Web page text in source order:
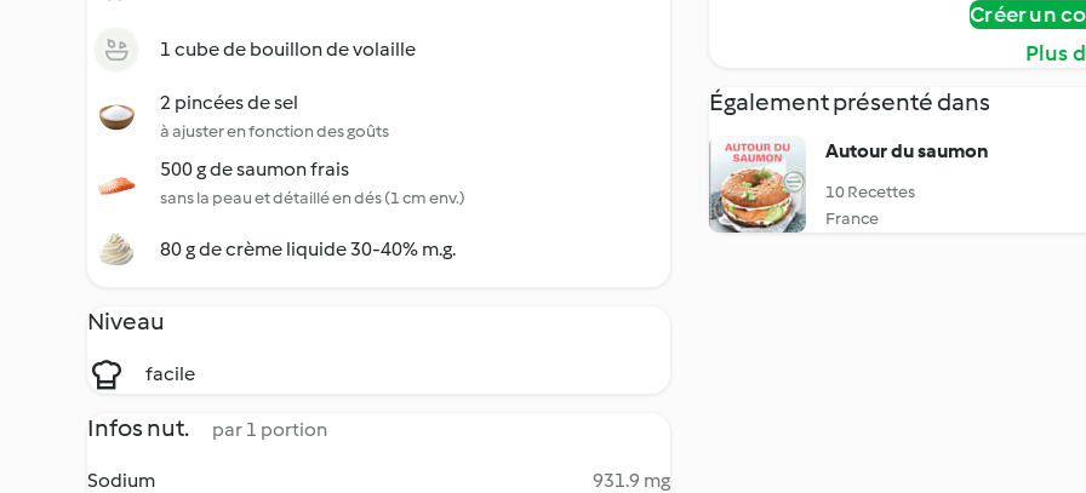
1 cube de bouillon de volaille
2 pincées de sel
à ajuster en fonction des goûts
500 g de saumon frais
sans la peau et détaillé en dés (1 cm env.)
80 g de crème liquide 30-40% m.g.
Niveau
facile
Infos nut. par 1 portion
Sodium
931.9 mg
Créer un
Plus
Également présenté dans
Autour du saumon
10 Recettes
France